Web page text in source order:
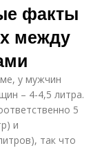
факты
между
у мужчин
– 4-4,5 литра.
5
и
так что